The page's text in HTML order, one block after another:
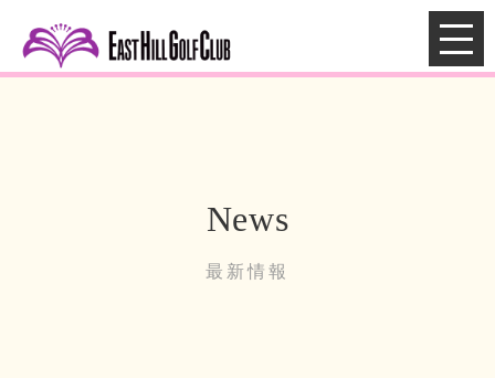
News
最新情報